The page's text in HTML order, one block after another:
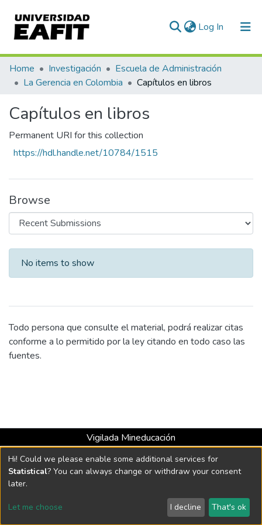
Log In (current)
Communities & Collections
All of DSpace
Statistics
Home Investigación
Escuela de Administración
La Gerencia en Colombia
Capítulos en libros
Capítulos en libros
Permanent URI for this collection
https://hdl.handle.net/10784/1515
Browse
Recent Submissions
No items to show
Todo persona que consulte el material, podrá realizar citas
conforme a lo permitido por la ley citando en todo caso las
fuentes.
Vigilada Mineducación
Universidad con Acreditación Institucional hasta 2026 -
Resolución MEN 2158 de 2018
DSpace software copyright © 2002-2026 LYRASIS
Send Feedback
Hi! Could we please enable some additional services for
Statistical? You can always change or withdraw your consent
later.
Let me choose I decline That's ok